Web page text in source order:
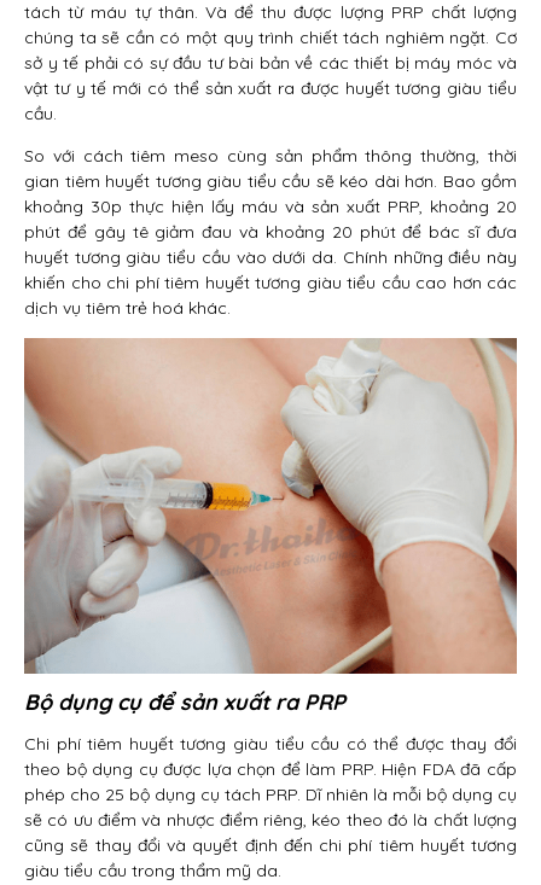
tách từ máu tự thân. Và để thu được lượng PRP chất lượng
chúng ta sẽ cần có một quy trình chiết tách nghiêm ngặt. Cơ
sở y tế phải có sự đầu tư bài bản về các thiết bị máy móc và
vật tư y tế mới có thể sản xuất ra được huyết tương giàu tiểu
cầu.
So với cách tiêm meso cùng sản phẩm thông thường, thời
gian tiêm huyết tương giàu tiểu cầu sẽ kéo dài hơn. Bao gồm
khoảng 30p thực hiện lấy máu và sản xuất PRP, khoảng 20
phút để gây tê giảm đau và khoảng 20 phút để bác sĩ đưa
huyết tương giàu tiểu cầu vào dưới da. Chính những điều này
khiến cho chi phí tiêm huyết tương giàu tiểu cầu cao hơn các
dịch vụ tiêm trẻ hoá khác.
Bộ dụng cụ để sản xuất ra PRP
Chi phí tiêm huyết tương giàu tiểu cầu có thể được thay đổi
theo bộ dụng cụ được lựa chọn để làm PRP. Hiện FDA đã cấp
phép cho 25 bộ dụng cụ tách PRP. Dĩ nhiên là mỗi bộ dụng cụ
sẽ có ưu điểm và nhược điểm riêng, kéo theo đó là chất lượng
cũng sẽ thay đổi và quyết định đến chi phí tiêm huyết tương
giàu tiểu cầu trong thẩm mỹ da.